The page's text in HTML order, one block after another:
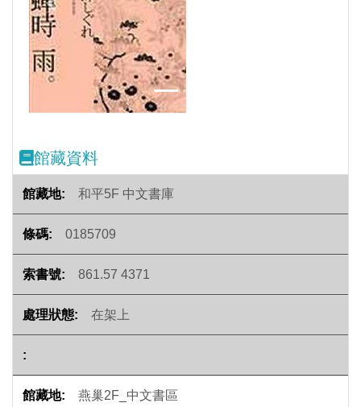
Previous
館藏資料
和平5F 中文書庫
0185709
861.57 4371
在架上
燕巢2F_中文書區